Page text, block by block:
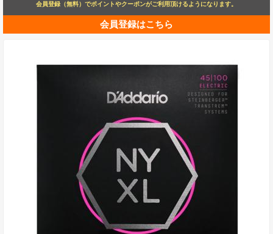
会員登録（無料）でポイントやクーポンがご利用頂けるようになります。
会員登録はこちら